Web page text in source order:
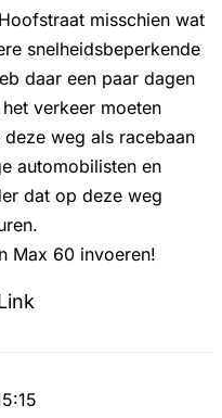
misschien wat
snelheidsbeperkende
daar een paar dagen
verkeer moeten
weg als racebaan
automobilisten en
dat op deze weg
Max 60 invoeren!